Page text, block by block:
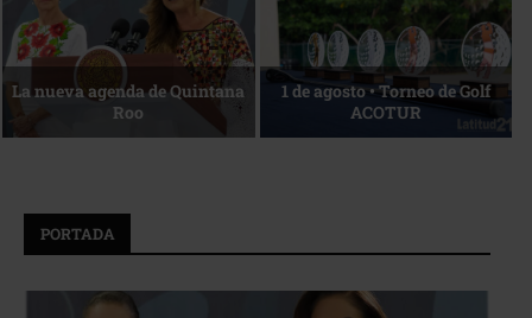
Reconocimiento de viajeros La esencia del servicio
PORTADA